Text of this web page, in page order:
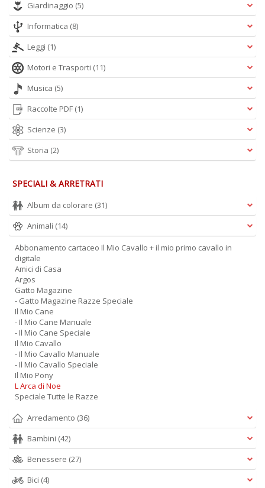
Giardinaggio (5)
Informatica (8)
Leggi (1)
Motori e Trasporti (11)
Musica (5)
Raccolte PDF (1)
Scienze (3)
Storia (2)
SPECIALI & ARRETRATI
Album da colorare (31)
Animali (14)
Abbonamento cartaceo Il Mio Cavallo + il mio primo cavallo in
digitale
Amici di Casa
Argos
Gatto Magazine
- Gatto Magazine Razze Speciale
Il Mio Cane
- Il Mio Cane Manuale
- Il Mio Cane Speciale
Il Mio Cavallo
- Il Mio Cavallo Manuale
- Il Mio Cavallo Speciale
Il Mio Pony
L Arca di Noe
Speciale Tutte le Razze
Arredamento (36)
Bambini (42)
Benessere (27)
Bici (4)